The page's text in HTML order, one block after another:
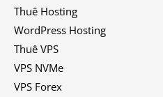
Thuê Hosting
WordPress Hosting
Thuê VPS
VPS NVMe
VPS Forex